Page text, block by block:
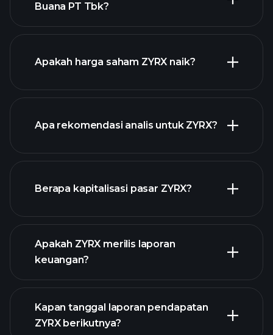
Buana PT Tbk?
Apakah harga saham ZYRX naik?
Apa rekomendasi analis untuk ZYRX?
Berapa kapitalisasi pasar ZYRX?
daftar saham kami
Apakah ZYRX merilis laporan
keuangan?
keuangan ZYRX
Kapan tanggal laporan pendapatan
ZYRX berikutnya?